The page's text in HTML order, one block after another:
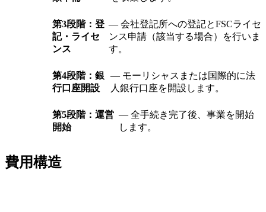
第3段階：登
記・ライセ
ンス
— 会社登記所への登記とFSCライセ
ンス申請（該当する場合）を行いま
す。
第4段階：銀
行口座開設
— モーリシャスまたは国際的に法
人銀行口座を開設します。
第5段階：運営
開始
— 全手続き完了後、事業を開始
します。
費用構造